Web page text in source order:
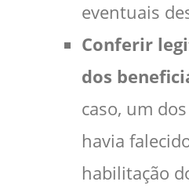
eventuais
Conferir
dos
caso, um
havia
habilitação